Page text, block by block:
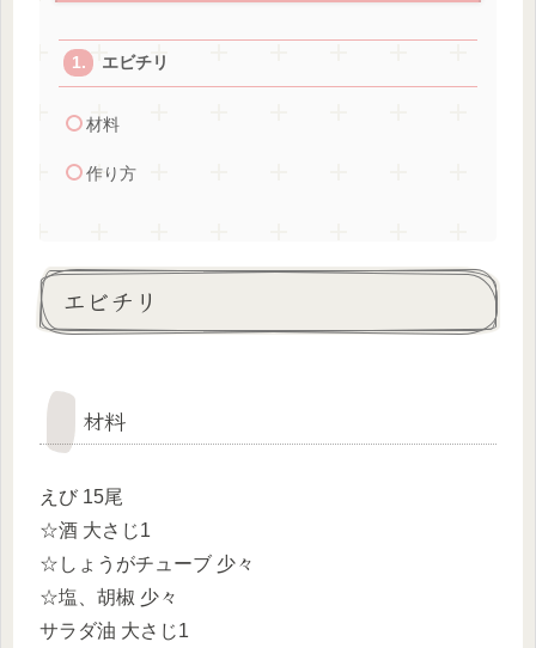
エビチリ
材料
作り方
エビチリ
材料
えび 15尾
☆酒 大さじ1
☆しょうがチューブ 少々
☆塩、胡椒 少々
サラダ油 大さじ1